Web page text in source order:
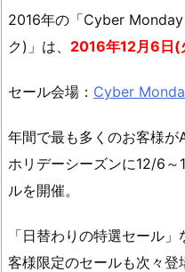
2016年の「Cyber
ク)」は、 2016年12月6日(
セール会場： Cyber
年間で最も多くのお客様
ホリデーシーズンに12/6
ルを開催。
「日替わりの特選セール
客様限定のセールも次々登